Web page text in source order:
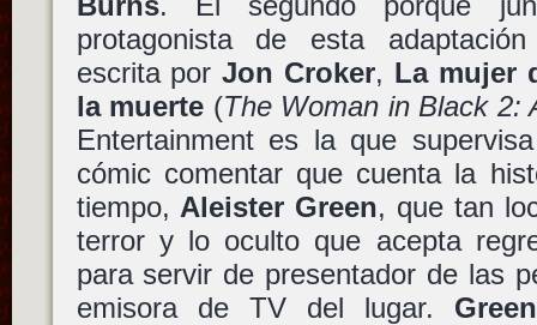
protagonista de esta
escrita porJon Croker, La mujer
la muerte (The Woman in Black 2:
Entertainment es la que
cómic comentar que cuenta la
tiempo, Aleister Green, que tan
terror y lo oculto que acepta
para servir de presentador de las
emisora de TV del lugar. Green